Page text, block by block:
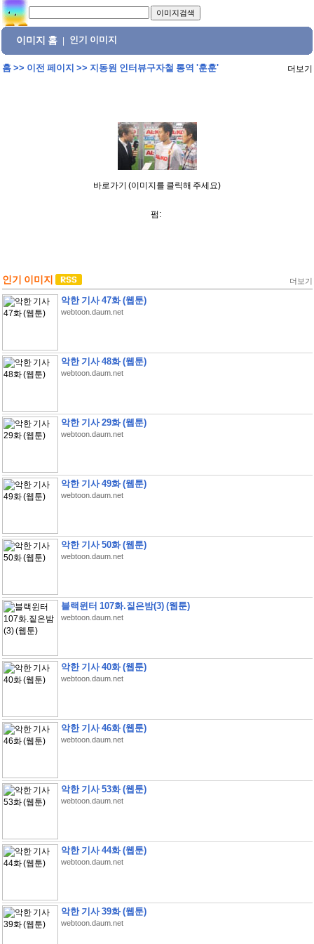
이미지 홈 인기 이미지
홈>> 이전 페이지 >> 지동원 인터뷰구자철 통역 '훈훈' 더보기
바로가기 (이미지를 클릭해 주세요)
펌:
인기 이미지 더보기
악한 기사 47화 (웹툰)
webtoon.daum.net
악한 기사 48화 (웹툰)
webtoon.daum.net
악한 기사 29화 (웹툰)
webtoon.daum.net
악한 기사 49화 (웹툰)
webtoon.daum.net
악한 기사 50화 (웹툰)
webtoon.daum.net
블랙윈터 107화.짙은밤(3) (웹툰)
webtoon.daum.net
악한 기사 40화 (웹툰)
webtoon.daum.net
악한 기사 46화 (웹툰)
webtoon.daum.net
악한 기사 53화 (웹툰)
webtoon.daum.net
악한 기사 44화 (웹툰)
webtoon.daum.net
악한 기사 39화 (웹툰)
webtoon.daum.net